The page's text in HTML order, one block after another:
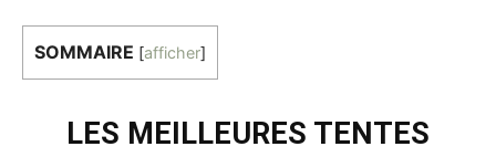
SOMMAIRE [afficher]
LES MEILLEURES TENTES